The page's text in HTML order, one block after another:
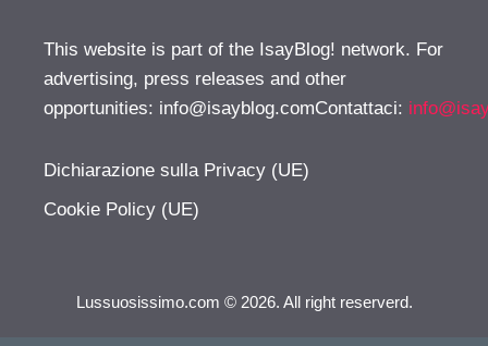
This website is part of the IsayBlog! network. For
advertising, press releases and other
opportunities: info@isayblog.comContattaci:
Dichiarazione sulla Privacy (UE)
Cookie Policy (UE)
Lussuosissimo.com © 2026. All right reserverd.